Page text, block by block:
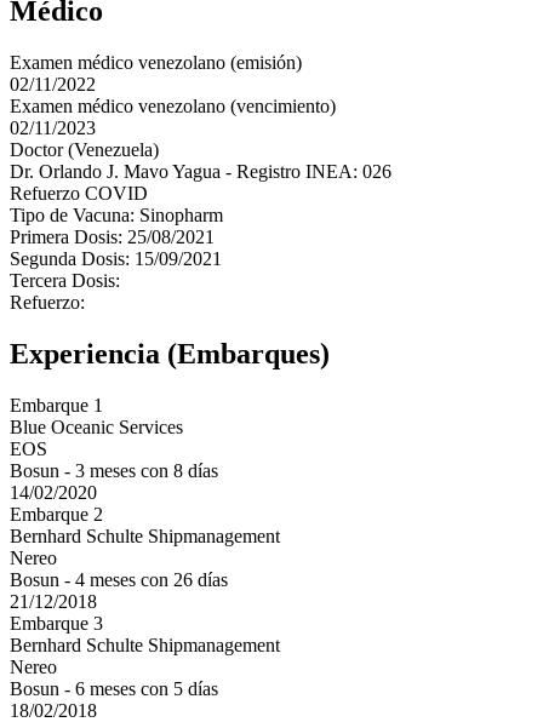
Médico
Examen médico venezolano (emisión)
02/11/2022
Examen médico venezolano (vencimiento)
02/11/2023
Doctor (Venezuela)
Dr. Orlando J. Mavo Yagua - Registro INEA: 026
Refuerzo COVID
Tipo de Vacuna: Sinopharm
Primera Dosis: 25/08/2021
Segunda Dosis: 15/09/2021
Tercera Dosis:
Refuerzo:
Experiencia (Embarques)
Embarque 1
Blue Oceanic Services
EOS
Bosun - 3 meses con 8 días
14/02/2020
Embarque 2
Bernhard Schulte Shipmanagement
Nereo
Bosun - 4 meses con 26 días
21/12/2018
Embarque 3
Bernhard Schulte Shipmanagement
Nereo
Bosun - 6 meses con 5 días
18/02/2018